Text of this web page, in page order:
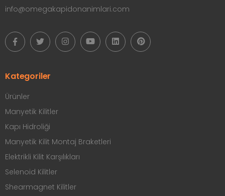
info@omegakapidonanimlari.com
Kategoriler
Ürünler
Manyetik Kilitler
Kapı Hidroliği
Manyetik Kilit Montaj Braketleri
Elektrikli Kilit Karşılıkları
Selenoid Kilitler
Shearmagnet Kilitler